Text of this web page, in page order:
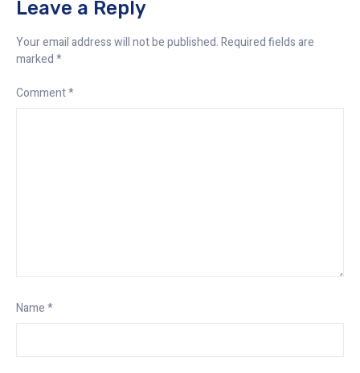
Leave a Reply
Your email address will not be published.Required fields are
marked*
Comment*
Name*